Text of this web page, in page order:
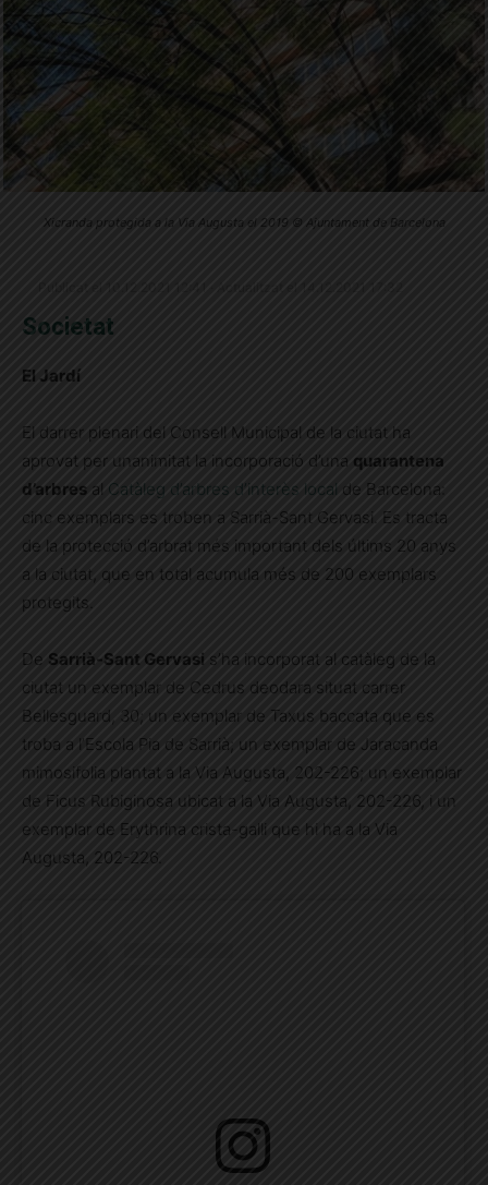
Xicranda protegida a la Via Augusta el 2019 © Ajuntament de Barcelona
Societat
El Jardí
El darrer plenari del Consell Municipal de la ciutat ha
aprovat per unanimitat la incorporació d’una quarantena
d’arbres al Catàleg d’arbres d’interès local de Barcelona:
cinc exemplars es troben a Sarrià-Sant Gervasi. Es tracta
de la protecció d’arbrat més important dels últims 20 anys
a la ciutat, que en total acumula més de 200 exemplars
protegits.
De Sarrià-Sant Gervasi s’ha incorporat al catàleg de la
ciutat un exemplar de Cedrus deodara situat carrer
Bellesguard, 30; un exemplar de Taxus baccata que es
troba a l’Escola Pia de Sarrià; un exemplar de Jaracanda
mimosifolia plantat a la Via Augusta, 202-226; un exemplar
de Ficus Rubiginosa ubicat a la Via Augusta, 202-226, i un
exemplar de Erythrina crista-galli que hi ha a la Via
Augusta, 202-226.